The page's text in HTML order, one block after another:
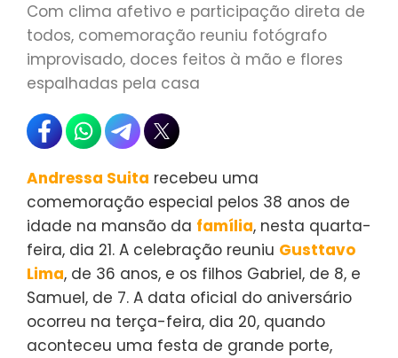
Com clima afetivo e participação direta de
todos, comemoração reuniu fotógrafo
improvisado, doces feitos à mão e flores
espalhadas pela casa
Andressa Suita recebeu uma
comemoração especial pelos 38 anos de
idade na mansão da família, nesta quarta-
feira, dia 21. A celebração reuniu Gusttavo
Lima, de 36 anos, e os filhos Gabriel, de 8, e
Samuel, de 7. A data oficial do aniversário
ocorreu na terça-feira, dia 20, quando
aconteceu uma festa de grande porte,